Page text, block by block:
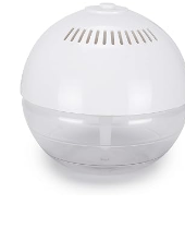
mantenimiento para
sistema de ósmosis inversa
con sensor de flujo